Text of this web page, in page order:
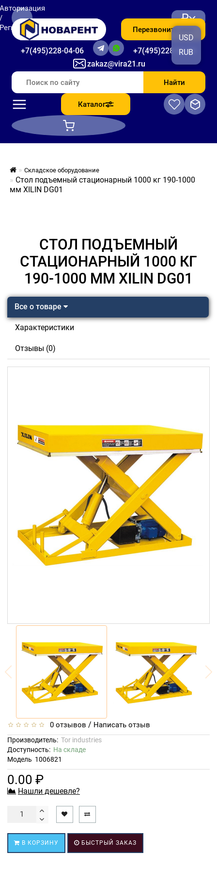
zakaz@vira21.ru
+7(495)228-04-06 +7(495)228-06-56
Перезвоните мне
₽
USD
RUB
Найти
Каталог
Складское оборудование
Стол подъемный стационарный 1000 кг 190-1000
мм XILIN DG01
СТОЛ ПОДЪЕМНЫЙ
СТАЦИОНАРНЫЙ 1000 КГ
190-1000 ММ XILIN DG01
Все о товаре
Характеристики
Отзывы (0)
0 отзывов / Написать отзыв
Производитель: Tor industries
Доступность: На складе
Модель 1006821
0.00 ₽
Нашли дешевле?
В КОРЗИНУ БЫСТРЫЙ ЗАКАЗ